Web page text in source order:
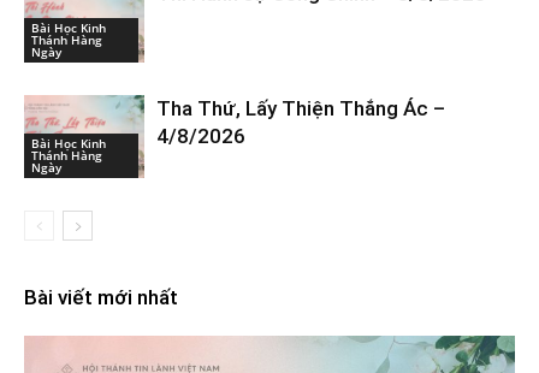
Bài Học Kinh
Thánh Hàng
Ngày
Bài Học Kinh
Thánh Hàng
Ngày
Tha Thứ, Lấy Thiện Thắng Ác –
4/8/2026
Bài viết mới nhất